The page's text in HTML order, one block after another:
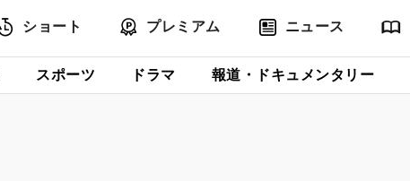
ショート プレミアム ニュース
スポーツ ドラマ 報道・ドキュメンタリー